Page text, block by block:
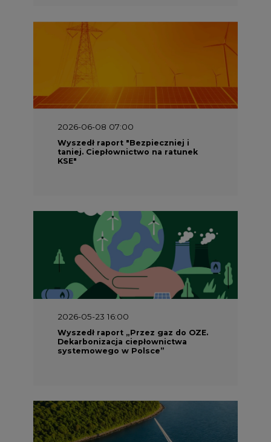
2026-06-08 07:00
Wyszedł raport "Bezpieczniej i
taniej. Ciepłownictwo na ratunek
KSE"
2026-05-23 16:00
Wyszedł raport „Przez gaz do OZE.
Dekarbonizacja ciepłownictwa
systemowego w Polsce”